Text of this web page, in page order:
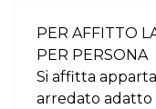
PER AFFITTO
PER PERSONA
Si affitta
arredato adatto